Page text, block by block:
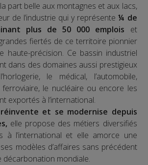
part belle aux montagnes et aux lacs,
de l’industrie qui y représente¼ de
plus de 50 000 emplois et
fiertés de ce territoire pionnier
haute-précision. Ce bassin industriel
dans des domaines aussi prestigieux
le médical, l’automobile,
ferroviaire, le nucléaire ou encore les
exportés à l’international.
réinvente et se modernise depuis
elle propose des métiers diversifiés
à l’international et elle amorce une
modèles d’affaires sans précédent
décarbonation mondiale.